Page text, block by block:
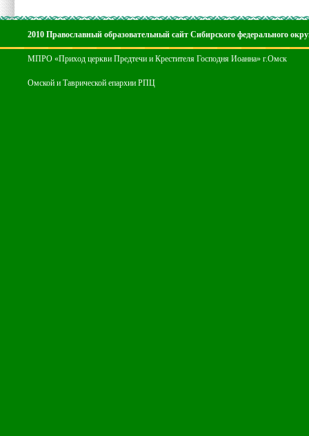
2010 Православный образовательный сайт Сибирского федерального
МПРО «Приход церкви Предтечи и Крестителя Господня Иоанна» г.Омск
Омской и Таврической епархии РПЦ